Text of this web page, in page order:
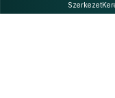
Szerkezet